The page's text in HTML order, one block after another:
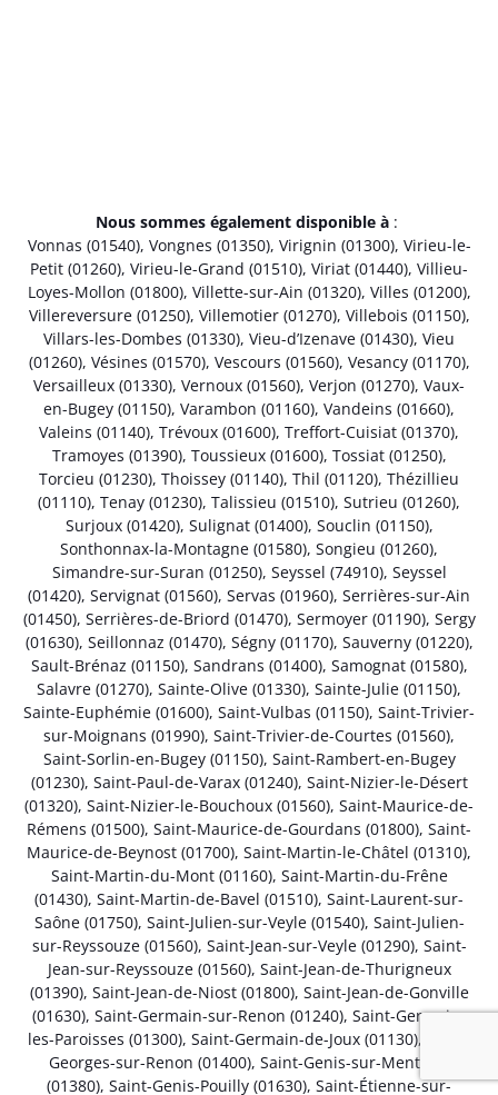
Nous sommes également disponible à :
Vonnas (01540), Vongnes (01350), Virignin (01300), Virieu-le-
Petit (01260), Virieu-le-Grand (01510), Viriat (01440), Villieu-
Loyes-Mollon (01800), Villette-sur-Ain (01320), Villes (01200),
Villereversure (01250), Villemotier (01270), Villebois (01150),
Villars-les-Dombes (01330), Vieu-d’Izenave (01430), Vieu
(01260), Vésines (01570), Vescours (01560), Vesancy (01170),
Versailleux (01330), Vernoux (01560), Verjon (01270), Vaux-
en-Bugey (01150), Varambon (01160), Vandeins (01660),
Valeins (01140), Trévoux (01600), Treffort-Cuisiat (01370),
Tramoyes (01390), Toussieux (01600), Tossiat (01250),
Torcieu (01230), Thoissey (01140), Thil (01120), Thézillieu
(01110), Tenay (01230), Talissieu (01510), Sutrieu (01260),
Surjoux (01420), Sulignat (01400), Souclin (01150),
Sonthonnax-la-Montagne (01580), Songieu (01260),
Simandre-sur-Suran (01250), Seyssel (74910), Seyssel
(01420), Servignat (01560), Servas (01960), Serrières-sur-Ain
(01450), Serrières-de-Briord (01470), Sermoyer (01190), Sergy
(01630), Seillonnaz (01470), Ségny (01170), Sauverny (01220),
Sault-Brénaz (01150), Sandrans (01400), Samognat (01580),
Salavre (01270), Sainte-Olive (01330), Sainte-Julie (01150),
Sainte-Euphémie (01600), Saint-Vulbas (01150), Saint-Trivier-
sur-Moignans (01990), Saint-Trivier-de-Courtes (01560),
Saint-Sorlin-en-Bugey (01150), Saint-Rambert-en-Bugey
(01230), Saint-Paul-de-Varax (01240), Saint-Nizier-le-Désert
(01320), Saint-Nizier-le-Bouchoux (01560), Saint-Maurice-de-
Rémens (01500), Saint-Maurice-de-Gourdans (01800), Saint-
Maurice-de-Beynost (01700), Saint-Martin-le-Châtel (01310),
Saint-Martin-du-Mont (01160), Saint-Martin-du-Frêne
(01430), Saint-Martin-de-Bavel (01510), Saint-Laurent-sur-
Saône (01750), Saint-Julien-sur-Veyle (01540), Saint-Julien-
sur-Reyssouze (01560), Saint-Jean-sur-Veyle (01290), Saint-
Jean-sur-Reyssouze (01560), Saint-Jean-de-Thurigneux
(01390), Saint-Jean-de-Niost (01800), Saint-Jean-de-Gonville
(01630), Saint-Germain-sur-Renon (01240), Saint-Germain-
les-Paroisses (01300), Saint-Germain-de-Joux (01130),
Georges-sur-Renon (01400), Saint-Genis-sur-Menthon
(01380), Saint-Genis-Pouilly (01630), Saint-Étienne-sur-